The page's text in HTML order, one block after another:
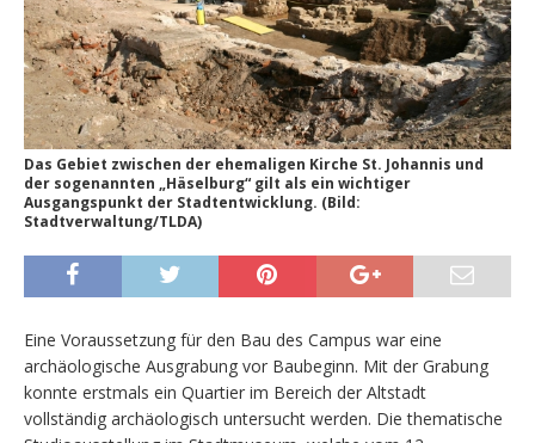
Das Gebiet zwischen der ehemaligen Kirche St. Johannis und
der sogenannten „Häselburg“ gilt als ein wichtiger
Ausgangspunkt der Stadtentwicklung. (Bild:
Stadtverwaltung/TLDA)
Eine Voraussetzung für den Bau des Campus war eine
archäologische Ausgrabung vor Baubeginn. Mit der Grabung
konnte erstmals ein Quartier im Bereich der Altstadt
vollständig archäologisch untersucht werden. Die thematische